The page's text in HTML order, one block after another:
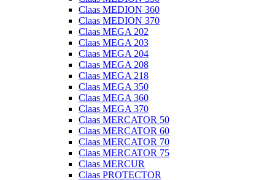
Claas MEDION 360
Claas MEDION 370
Claas MEGA 202
Claas MEGA 203
Claas MEGA 204
Claas MEGA 208
Claas MEGA 218
Claas MEGA 350
Claas MEGA 360
Claas MEGA 370
Claas MERCATOR 50
Claas MERCATOR 60
Claas MERCATOR 70
Claas MERCATOR 75
Claas MERCUR
Claas PROTECTOR